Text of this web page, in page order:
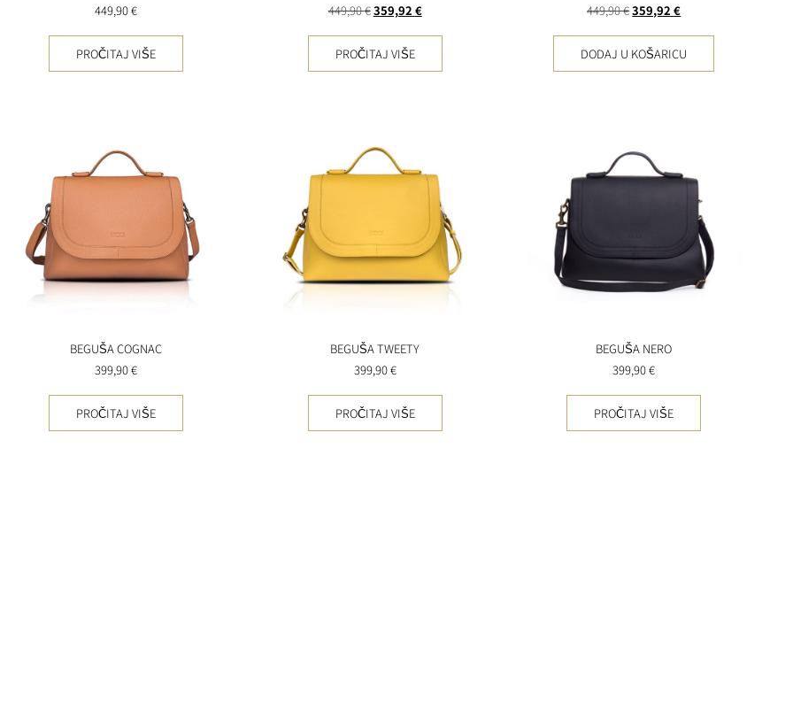
449,90€
PROČITAJ VIŠE
449,90€359,92 €
PROČITAJ VIŠE
449,90€359,92€
DODAJ U KOŠARICU
BEGUŠA COGNAC
399,90€
PROČITAJ VIŠE
BEGUŠA TWEETY
399,90€
PROČITAJ VIŠE
BEGUŠA NERO
399,90€
PROČITAJ VIŠE